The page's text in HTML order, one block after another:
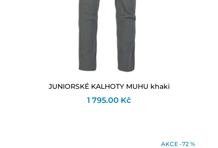
JUNIORSKÉ KALHOTY MUHU khaki
1 795.00 Kč
AKCE -72 %